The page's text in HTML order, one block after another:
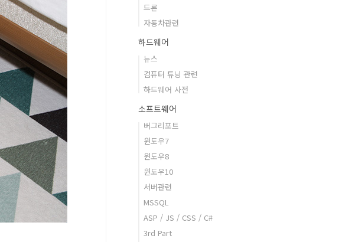
드론
자동차관련
하드웨어
뉴스
컴퓨터 튜닝 관련
하드웨어 사전
소프트웨어
버그리포트
윈도우7
윈도우8
윈도우10
서버관련
MSSQL
ASP / JS / CSS / C#
3rd Part